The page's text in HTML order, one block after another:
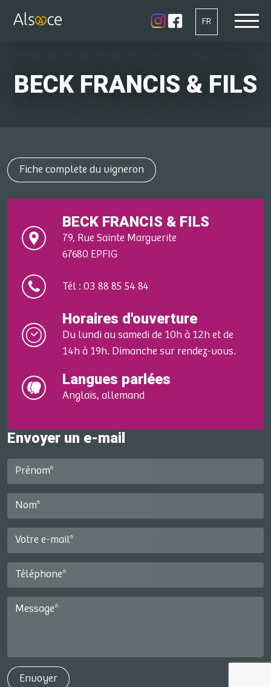
FR
BECK FRANCIS & FILS
Fiche complete du vigneron
BECK FRANCIS & FILS
79, Rue Sainte Marguerite
67680 EPFIG
Tél : 03 88 85 54 84
Horaires d'ouverture
Du lundi au samedi de 10h à 12h et de
14h à 19h. Dimanche sur rendez-vous.
Langues parlées
Anglais, allemand
Envoyer un e-mail
Prénom*
Nom*
Votre e-mail*
Téléphone*
Message*